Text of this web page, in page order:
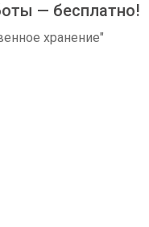
— бесплатно!
хранение"